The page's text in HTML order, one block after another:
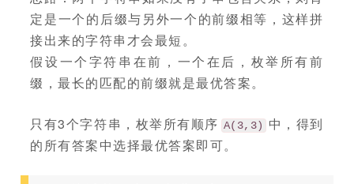
定是一个的后缀与另外一个的前缀相等，这样拼
接出来的字符串才会最短。
假设一个字符串在前，一个在后，枚举所有前
缀，最长的匹配的前缀就是最优答案。
只有3个字符串，枚举所有顺序 A(3,3)
中，得到
的所有答案中选择最优答案即可。